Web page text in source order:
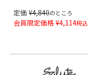
定価 ¥4,840のところ
会員限定価格 ¥4,114税込